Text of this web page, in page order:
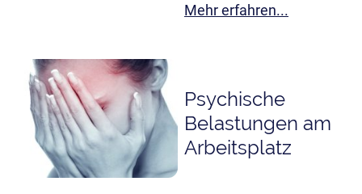
Mehr erfahren...
Psychische
Belastungen am
Arbeitsplatz